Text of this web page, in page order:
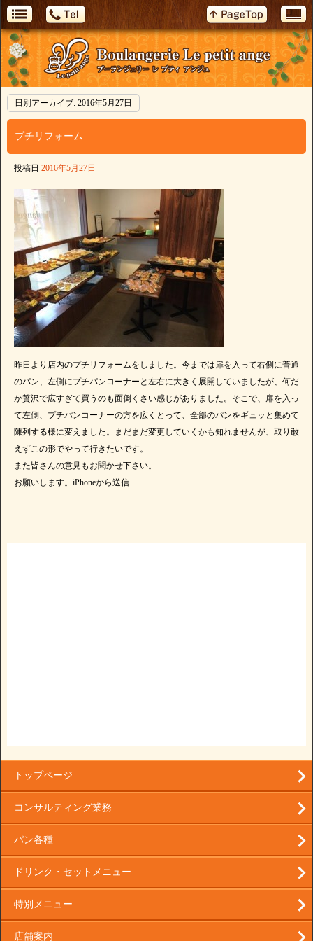
日別アーカイブ: 2016年5月27日
プチリフォーム
投稿日 2016年5月27日
昨日より店内のプチリフォームをしました。今までは扉を入って右側に普通
のパン、左側にプチパンコーナーと左右に大きく展開していましたが、何だ
か贅沢で広すぎて買うのも面倒くさい感じがありました。そこで、扉を入っ
て左側、プチパンコーナーの方を広くとって、全部のパンをギュッと集めて
陳列する様に変えました。まだまだ変更していくかも知れませんが、取り敢
えずこの形でやって行きたいです。
また皆さんの意見もお聞かせ下さい。
お願いします。iPhoneから送信
トップページ
コンサルティング業務
パン各種
ドリンク・セットメニュー
特別メニュー
店舗案内